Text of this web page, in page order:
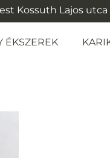
Kossuth Lajos utca
ÉKSZEREK